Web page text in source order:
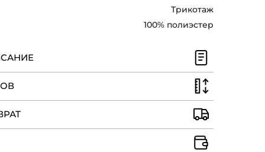
Трикотаж
100% полиэстер